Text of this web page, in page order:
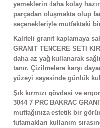
yemeklerin daha kolay
parçadan oluşmakta olup
seçenekleriyle mutfaktaki
Kaliteli granit kaplamaya
GRANIT TENCERE SETI
daha az yağ kullanarak
tanır. Çizilmelere karşı
yüzeyi sayesinde günlük
Şık kırmızı gövdesi ve
3044 7 PRC BAKRAC
mutfağınıza estetik bir
tutamakları kullanım